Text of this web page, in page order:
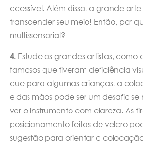
acessível. Além disso, a grande
transcender seu meio! Então, por
multissensorial?
4. Estude os grandes artistas, como
famosos que tiveram deficiência
que para algumas crianças, a
e das mãos pode ser um desafio
ver o instrumento com clareza. As
posicionamento feitas de velcro
sugestão para orientar a